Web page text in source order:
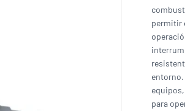
permitir
entorno.
para